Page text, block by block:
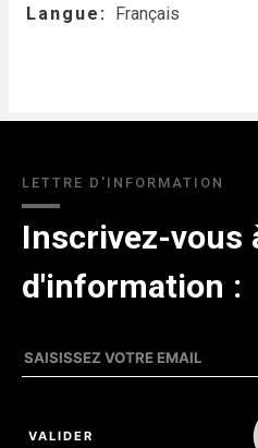
Langue Français
LETTRE D'INFORMATION
Inscrivez-vous
d'information :